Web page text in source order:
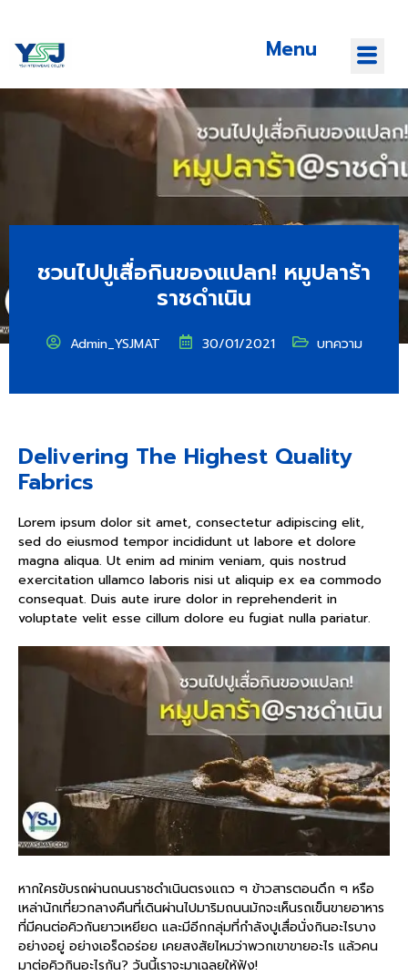
Menu
ชวนไปปูเสื่อกินของแปลก! หมูปลาร้า
ราชดำเนิน
Admin_YSJMAT 30/01/2021 บทความ
Delivering The Highest Quality
Fabrics
Lorem ipsum dolor sit amet, consectetur adipiscing elit,
sed do eiusmod tempor incididunt ut labore et dolore
magna aliqua. Ut enim ad minim veniam, quis nostrud
exercitation ullamco laboris nisi ut aliquip ex ea commodo
consequat. Duis aute irure dolor in reprehenderit in
voluptate velit esse cillum dolore eu fugiat nulla pariatur.
หากใครขับรถผ่านถนนราชดำเนินตรงแถว ๆ ข้าวสารตอนดึก ๆ หรือ
เหล่านักเที่ยวกลางคืนที่เดินผ่านไปมาริมถนนมักจะเห็นรถเข็นขายอาหาร
ที่มีคนต่อคิวกันยาวเหยียด และมีอีกกลุ่มที่กำลังปูเสื่อนั่งกินอะไรบาง
อย่างอยู่ อย่างเอร็ดอร่อย เคยสงสัยไหมว่าพวกเขาขายอะไร แล้วคน
มาต่อคิวกินอะไรกัน? วันนี้เราจะมาเฉลยให้ฟัง!